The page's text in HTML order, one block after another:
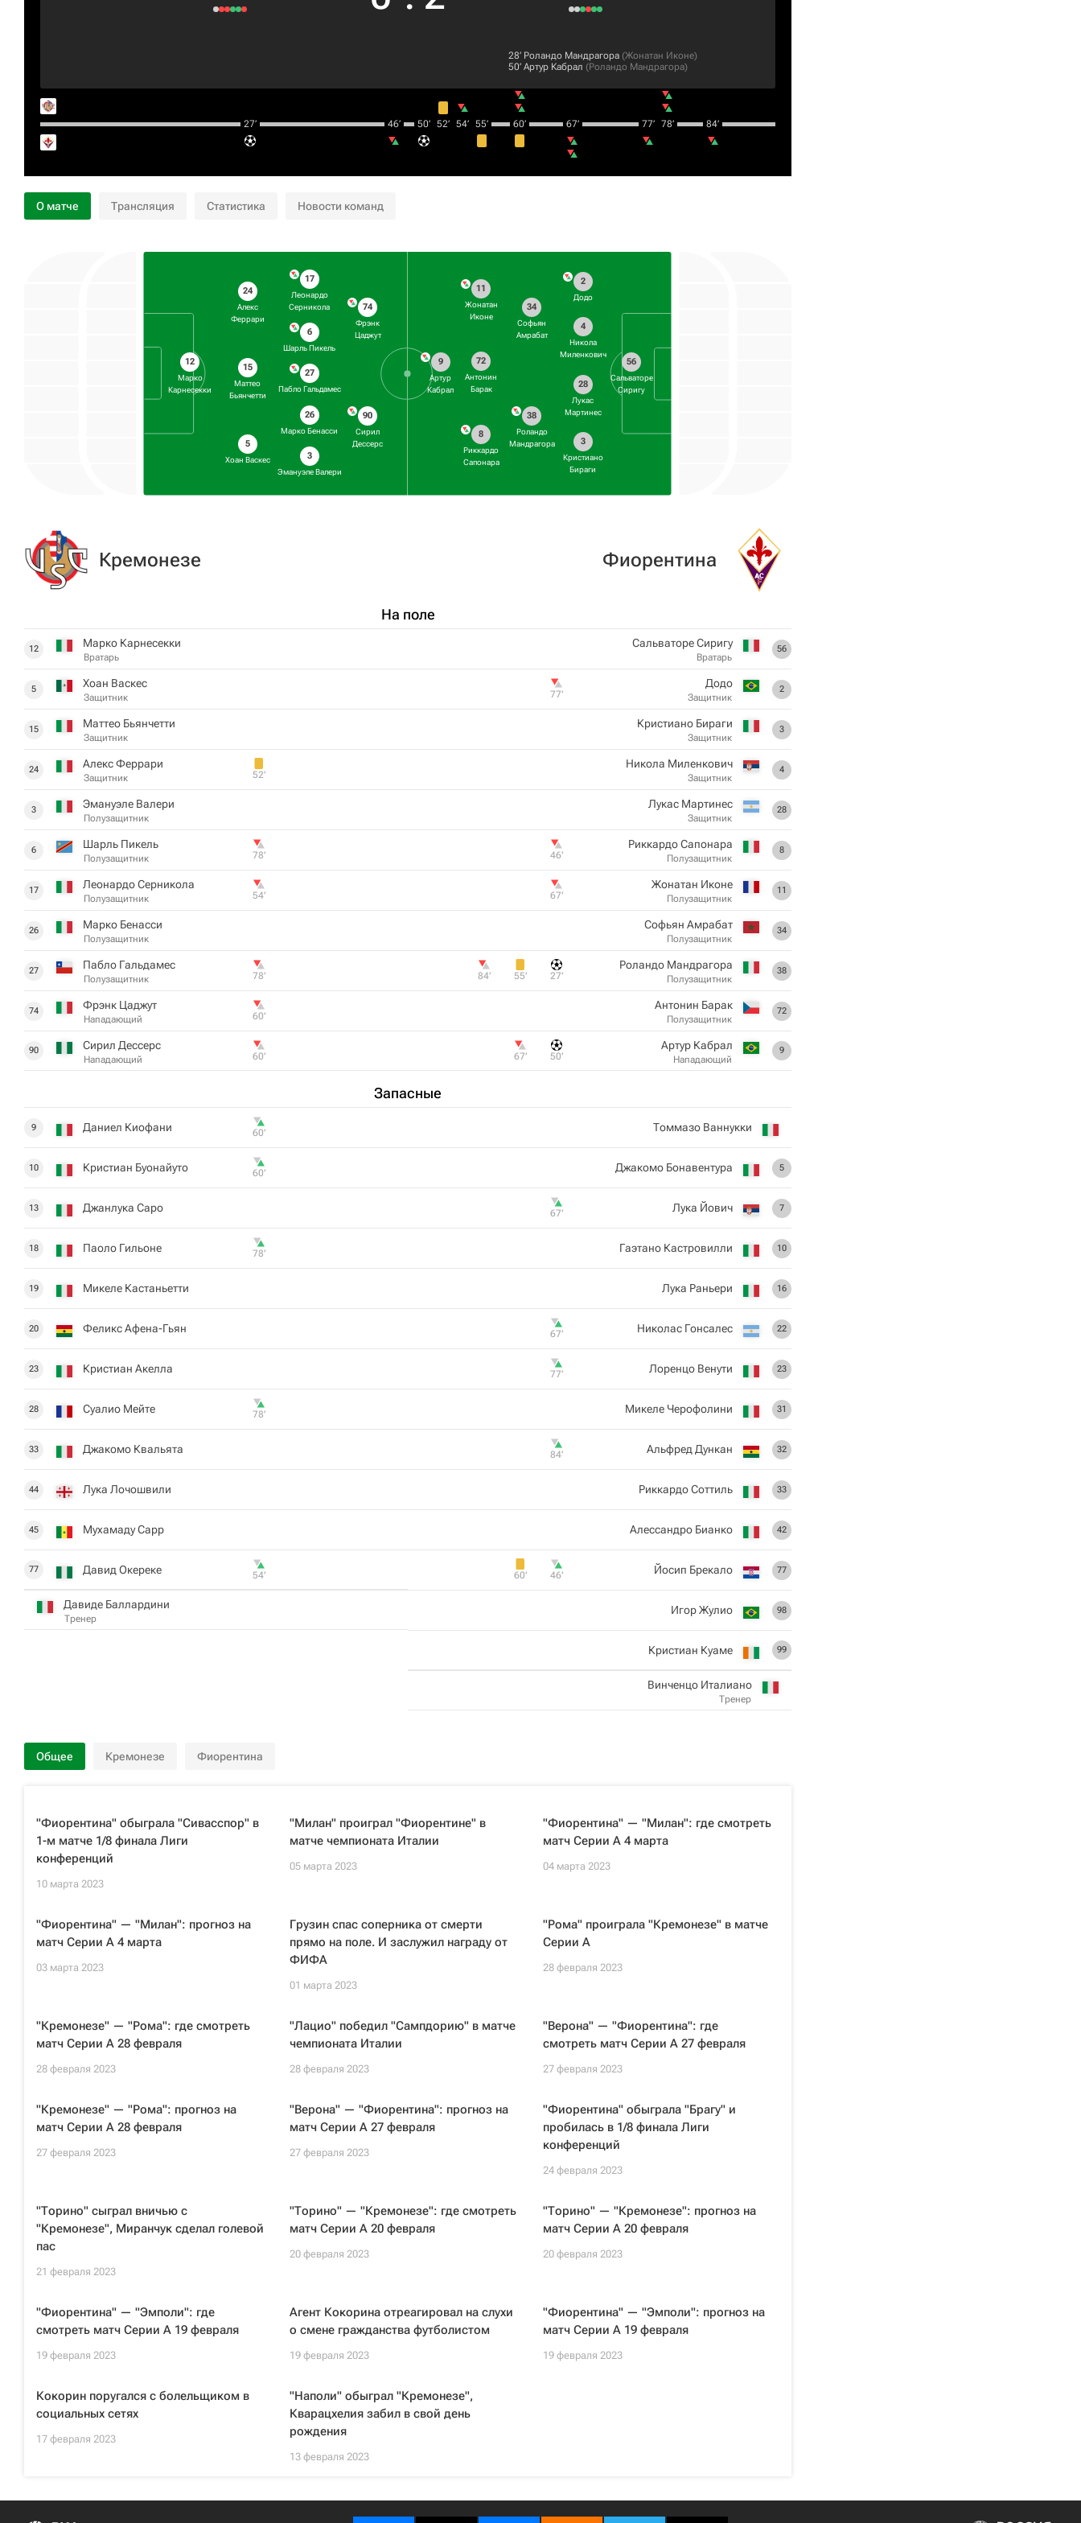
28‎’‎ Роландо Мандрагора (Жонатан Иконе)
50‎’‎ Артур Кабрал (Роландо Мандрагора)
27‎’‎ 46‎’‎ 50‎’‎ 52‎’‎ 54‎’‎ 55‎’‎ 60‎’‎ 67‎’‎ 77‎’‎ 78‎’‎ 84‎’‎
О матче Трансляция Статистика Новости команд
12
Марко
Карнесекки
24
Алекс
Феррари
15
Маттео
Бьянчетти
5
Хоан Васкес
17
Леонардо
Серникола
6
Шарль Пикель
27
Пабло Гальдамес
26
Марко Бенасси
3
Эмануэле Валери
74
Фрэнк
Цаджут
90
Сирил
Дессерс
56
Сальваторе
Сиригу
2
Додо
4
Никола
Миленкович
28
Лукас
Мартинес
3
Кристиано
Бираги
34
Софьян
Амрабат
38
Роландо
Мандрагора
11
Жонатан
Иконе
72
Антонин
Барак
8
Риккардо
Сапонара
9
Артур
Кабрал
Кремонезе
На поле
12 Марко Карнесекки
Вратарь
5 Хоан Васкес
Защитник
15 Маттео Бьянчетти
Защитник
24 Алекс Феррари
Защитник 52‎’‎
3 Эмануэле Валери
Полузащитник
6 Шарль Пикель
Полузащитник 78‎’‎
17 Леонардо Серникола
Полузащитник 54‎’‎
26 Марко Бенасси
Полузащитник
27 Пабло Гальдамес
Полузащитник 78‎’‎
74 Фрэнк Цаджут
Нападающий 60‎’‎
90 Сирил Дессерс
Нападающий 60‎’‎
Запасные
9 Даниел Киофани 60‎’‎
10 Кристиан Буонайуто 60‎’‎
13 Джанлука Саро
18 Паоло Гильоне 78‎’‎
19 Микеле Кастаньетти
20 Феликс Афена-Гьян
23 Кристиан Акелла
28 Суалио Мейте 78‎’‎
33 Джакомо Квальята
44 Лука Лочошвили
45 Мухамаду Сарр
77 Давид Окереке 54‎’‎
Давиде Баллардини
Тренер
Фиорентина
56
Сальваторе Сиригу
Вратарь
2
Додо
Защитник
77‎’‎
3
Кристиано Бираги
Защитник
4
Никола Миленкович
Защитник
28
Лукас Мартинес
Защитник
8
Риккардо Сапонара
Полузащитник
46‎’‎
11
Жонатан Иконе
Полузащитник
67‎’‎
34
Софьян Амрабат
Полузащитник
38
Роландо Мандрагора
Полузащитник
27‎’‎
55‎’‎
84‎’‎
72
Антонин Барак
Полузащитник
9
Артур Кабрал
Нападающий
50‎’‎
67‎’‎
Томмазо Ваннукки
5
Джакомо Бонавентура
7
Лука Йович
67‎’‎
10
Гаэтано Кастровилли
16
Лука Раньери
22
Николас Гонсалес
67‎’‎
23
Лоренцо Венути
77‎’‎
31
Микеле Черофолини
32
Альфред Дункан
84‎’‎
33
Риккардо Соттиль
42
Алессандро Бианко
77
Йосип Брекало
46‎’‎
60‎’‎
98
Игор Жулио
99
Кристиан Куаме
Винченцо Италиано
Тренер
Общее Кремонезе Фиорентина
"Фиорентина" обыграла "Сивасспор" в
1-м матче 1/8 финала Лиги
конференций
10 марта 2023
"Милан" проиграл "Фиорентине" в
матче чемпионата Италии
05 марта 2023
"Фиорентина" — "Милан": где смотреть
матч Серии А 4 марта
04 марта 2023
"Фиорентина" — "Милан": прогноз на
матч Серии А 4 марта
03 марта 2023
Грузин спас соперника от смерти
прямо на поле. И заслужил награду от
ФИФА
01 марта 2023
"Рома" проиграла "Кремонезе" в матче
Серии А
28 февраля 2023
"Кремонезе" — "Рома": где смотреть
матч Серии А 28 февраля
28 февраля 2023
"Лацио" победил "Сампдорию" в матче
чемпионата Италии
28 февраля 2023
"Верона" — "Фиорентина": где
смотреть матч Серии А 27 февраля
27 февраля 2023
"Кремонезе" — "Рома": прогноз на
матч Серии А 28 февраля
27 февраля 2023
"Верона" — "Фиорентина": прогноз на
матч Серии А 27 февраля
27 февраля 2023
"Фиорентина" обыграла "Брагу" и
пробилась в 1/8 финала Лиги
конференций
24 февраля 2023
"Торино" сыграл вничью с
"Кремонезе", Миранчук сделал голевой
пас
21 февраля 2023
"Торино" — "Кремонезе": где смотреть
матч Серии А 20 февраля
20 февраля 2023
"Торино" — "Кремонезе": прогноз на
матч Серии А 20 февраля
20 февраля 2023
"Фиорентина" — "Эмполи": где
смотреть матч Серии А 19 февраля
19 февраля 2023
Агент Кокорина отреагировал на слухи
о смене гражданства футболистом
19 февраля 2023
"Фиорентина" — "Эмполи": прогноз на
матч Серии А 19 февраля
19 февраля 2023
Кокорин поругался с болельщиком в
социальных сетях
17 февраля 2023
"Наполи" обыграл "Кремонезе",
Кварацхелия забил в свой день
рождения
13 февраля 2023